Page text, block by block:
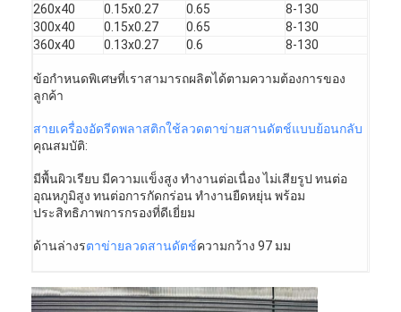
ติดต่อเรา
จอทตอนนี้
สแตนเลส X Tend Mesh
สกรีนกรอง extruder
แพ็คหน้าจอเครื่องอัดรีด
ลวดสลิงตาข่าย
260x40
0.15x0.27 0.65
8-130
300x40
0.15x0.27 0.65
8-130
360x40
0.13x0.27 0.6 8-130
ข้อกำหนดพิเศษที่เราสามารถผลิตได้ตามความต้องการของ
ลูกค้า
สายเครื่องอัดรีดพลาสติกใช้ลวดตาข่ายสานดัตช์แบบย้อนกลับ
คุณสมบัติ:
มีพื้นผิวเรียบ มีความแข็งสูง ทำงานต่อเนื่อง ไม่เสียรูป ทนต่อ
อุณหภูมิสูง ทนต่อการกัดกร่อน ทำงานยืดหยุ่น พร้อม
ประสิทธิภาพการกรองที่ดีเยี่ยม
ด้านล่างรตาข่ายลวดสานดัตช์ความกว้าง 97 มม